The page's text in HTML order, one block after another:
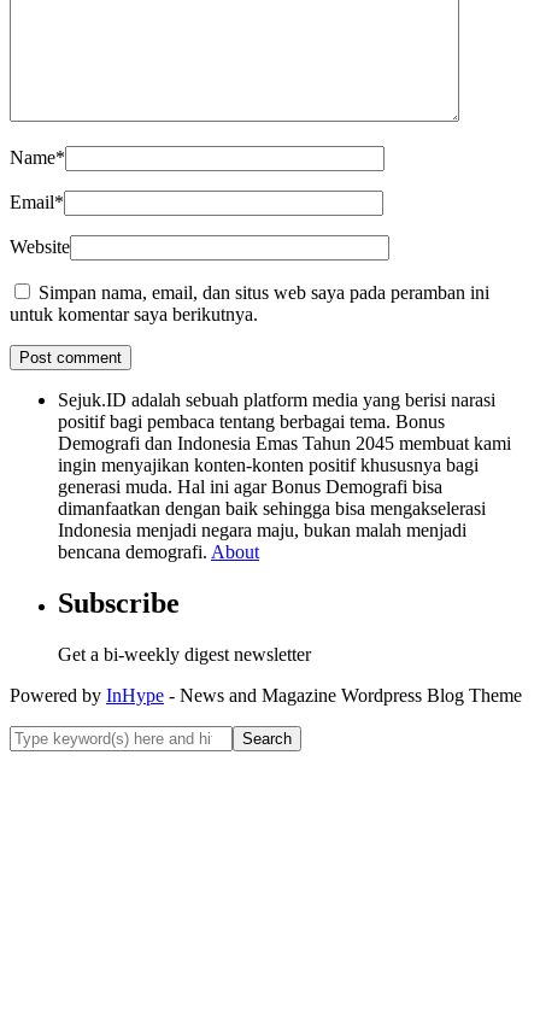
Name*
Email*
Website
Simpan nama, email, dan situs web saya pada peramban ini
untuk komentar saya berikutnya.
Sejuk.ID adalah sebuah platform media yang berisi narasi
positif bagi pembaca tentang berbagai tema. Bonus
Demografi dan Indonesia Emas Tahun 2045 membuat kami
ingin menyajikan konten-konten positif khususnya bagi
generasi muda. Hal ini agar Bonus Demografi bisa
dimanfaatkan dengan baik sehingga bisa mengakselerasi
Indonesia menjadi negara maju, bukan malah menjadi
bencana demografi. About
Subscribe
Get a bi-weekly digest newsletter
Powered by InHype - News and Magazine Wordpress Blog Theme